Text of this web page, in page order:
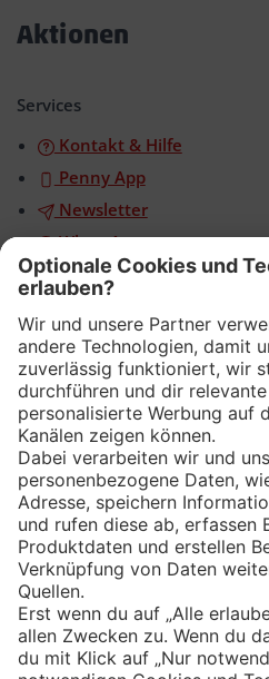
Aktionen
Services
Kontakt & Hilfe
Penny App
Newsletter
WhatsApp
App
Eishockey